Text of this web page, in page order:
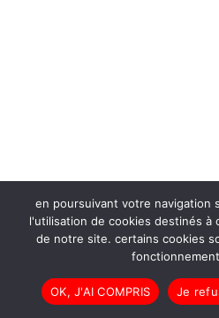
en poursuivant votre navigation
l'utilisation de cookies destinés à
de notre site. certains cookies
OK, J'AI COMPRIS Je